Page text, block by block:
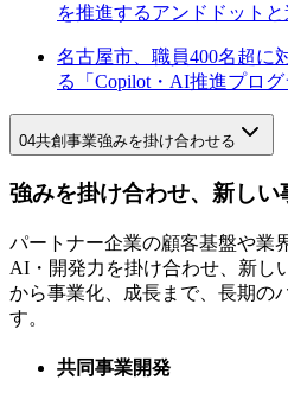
を推進するアンドドット
名古屋市、職員400名超に
る「Copilot・AI推進プロ
04共創事業強みを掛け合わせる
強みを掛け合わせ、新しい
パートナー企業の顧客基盤や業
AI・開発力を掛け合わせ、新し
から事業化、成長まで、長期の
す。
共同事業開発